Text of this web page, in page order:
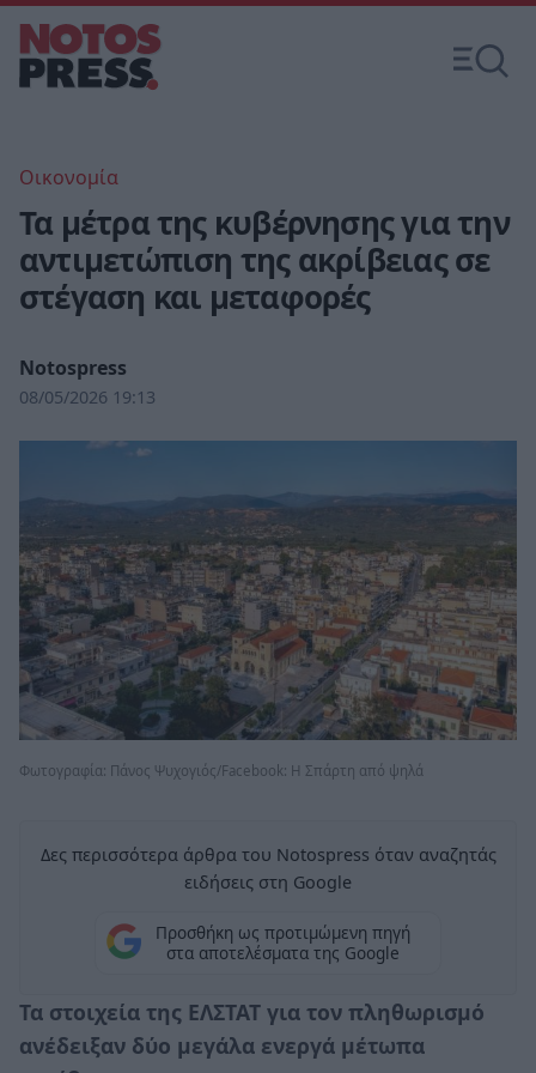
Οικονομία
Τα μέτρα της κυβέρνησης για την
αντιμετώπιση της ακρίβειας σε
στέγαση και μεταφορές
Notospress
08/05/2026 19:13
Φωτογραφία: Πάνος Ψυχογιός/Facebook: Η Σπάρτη από ψηλά
Δες περισσότερα άρθρα του Notospress όταν αναζητάς
ειδήσεις στη Google
Προσθήκη ως προτιμώμενη πηγή
στα αποτελέσματα της Google
Τα στοιχεία της ΕΛΣΤΑΤ για τον πληθωρισμό
ανέδειξαν δύο μεγάλα ενεργά μέτωπα